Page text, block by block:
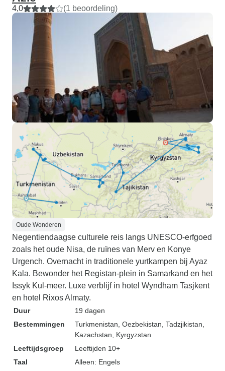
4,0 (1 beoordeling)
Oude Wonderen
Negentiendaagse culturele reis langs UNESCO-erfgoed
zoals het oude Nisa, de ruïnes van Merv en Konye
Urgench. Overnacht in traditionele yurtkampen bij Ayaz
Kala. Bewonder het Registan-plein in Samarkand en het
Issyk Kul-meer. Luxe verblijf in hotel Wyndham Tasjkent
en hotel Rixos Almaty.
Duur
19 dagen
Bestemmingen
Turkmenistan , Oezbekistan , Tadzjikistan
Kazachstan , Kyrgyzstan
Leeftijdsgroep
Leeftijden 10+
Taal
Alleen: Engels